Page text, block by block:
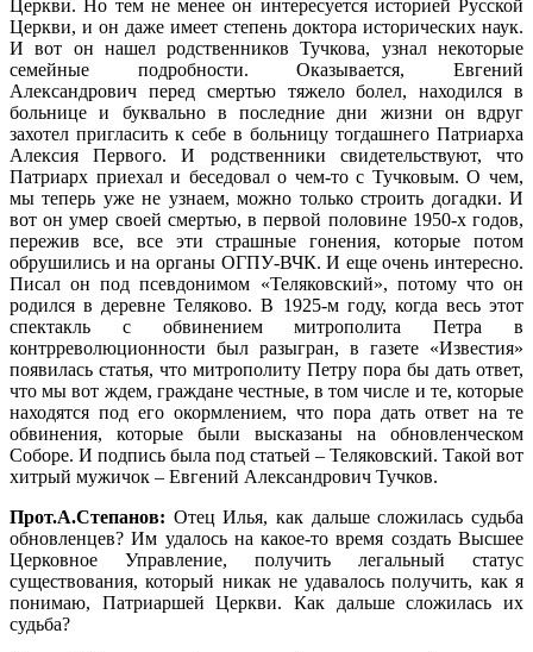
Церкви. Но тем не менее он интересуется историей Русской
Церкви, и он даже имеет степень доктора исторических наук.
И вот он нашел родственников Тучкова, узнал некоторые
семейные подробности. Оказывается, Евгений
Александрович перед смертью тяжело болел, находился в
больнице и буквально в последние дни жизни он вдруг
захотел пригласить к себе в больницу тогдашнего Патриарха
Алексия Первого. И родственники свидетельствуют, что
Патриарх приехал и беседовал о чем-то с Тучковым. О чем,
мы теперь уже не узнаем, можно только строить догадки. И
вот он умер своей смертью, в первой половине 1950-х годов,
пережив все, все эти страшные гонения, которые потом
обрушились и на органы ОГПУ-ВЧК. И еще очень интересно.
Писал он под псевдонимом «Теляковский», потому что он
родился в деревне Теляково. В 1925-м году, когда весь этот
спектакль с обвинением митрополита Петра в
контрреволюционности был разыгран, в газете «Известия»
появилась статья, что митрополиту Петру пора бы дать ответ,
что мы вот ждем, граждане честные, в том числе и те, которые
находятся под его окормлением, что пора дать ответ на те
обвинения, которые были высказаны на обновленческом
Соборе. И подпись была под статьей – Теляковский. Такой вот
хитрый мужичок – Евгений Александрович Тучков.
Прот.А.Степанов: Отец Илья, как дальше сложилась судьба
обновленцев? Им удалось на какое-то время создать Высшее
Церковное Управление, получить легальный статус
существования, который никак не удавалось получить, как я
понимаю, Патриаршей Церкви. Как дальше сложилась их
судьба?